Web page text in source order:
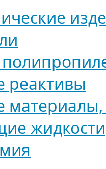
реактивы
жидкости